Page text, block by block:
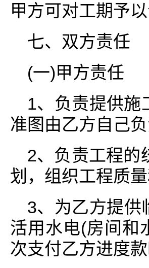
甲方可对工期予
七、双方责任
(一)甲方责任
1、负责提供施
准图由乙方自己
2、负责工程的
划，组织工程质
3、为乙方提供
活用水电(房间和
次支付乙方进度